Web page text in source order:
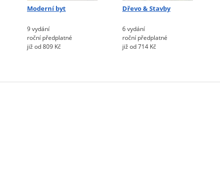
Moderní byt
9 vydání
roční předplatné
již od 809 Kč
Dřevo & Stavby
6 vydání
roční předplatné
již od 714 Kč